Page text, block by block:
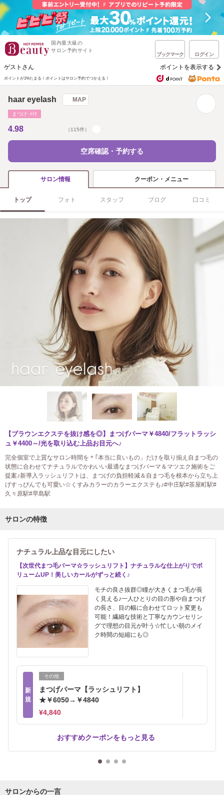
国内最大級の
サロン予約サイト
ブックマーク ログイン
ゲストさん ポイントを表示する
ポイントが1%たまる！ ポイントはサロン予約でつかえる！
haar eyelash MAP
まつげ･ﾒｲｸ
4.98 （115件）
空席確認・予約する
サロン情報 クーポン・メニュー
トップ フォト スタッフ ブログ 口コミ
【ブラウンエクステを抜け感を◎】まつげパーマ￥4840/フラットラッシ
ュ￥4400～/光を取り込む上品お目元へ♪
完全個室で上質なサロン時間を＊｢本当に良いもの」だけを取り揃え自まつ毛の
状態に合わせてナチュラルでかわいい最適なまつげパーマ＆マツエク施術をご
提案♪新導入ラッシュリフトは、まつげの負担軽減＆自まつ毛を根本から立ち上
げすっぴんでも可愛い☆くすみカラーのカラーエクステも♪#中庄駅#茶屋町駅#
久々原駅#早島駅
サロンの特徴
ナチュラル上品な目元にしたい
【次世代まつ毛パーマ☆ラッシュリフト】ナチュラルな仕上がりでボ
リュームUP！美しいカールがずっと続く♪
モチの良さ抜群◎瞳が大きくまつ毛が長
く見える♪一人ひとりの目の形や自まつげ
の長さ、目の幅に合わせてロット変更も
可能！繊細な技術と丁寧なカウンセリン
グで理想の目元が叶う☆忙しい朝のメイ
ク時間の短縮にも◎
新
規
その他
まつげパーマ【ラッシュリフト】
★￥6050→￥4840
¥4,840
おすすめクーポンをもっと見る
サロンからの一言